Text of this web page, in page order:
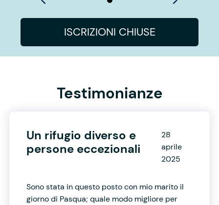
ISCRIZIONI CHIUSE
Testimonianze
Un rifugio diverso e
persone eccezionali
28
aprile
2025
Sono stata in questo posto con mio marito il
giorno di Pasqua; quale modo migliore per